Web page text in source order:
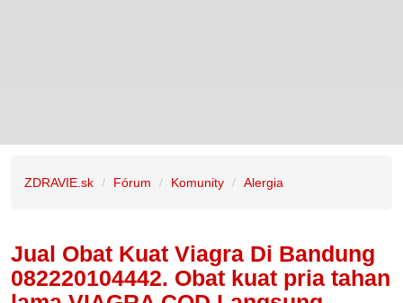
ZDRAVIE.sk Fórum Komunity Alergia
Jual Obat Kuat Viagra Di Bandung
082220104442. Obat kuat pria tahan